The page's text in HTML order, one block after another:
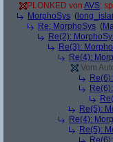
PLONKED von AVS:
MorphoSys (
Re: MorphoSys (
Re(2):
Re(3):
Re(4):
Vom
Re(5):
Re(4):
Re(5):